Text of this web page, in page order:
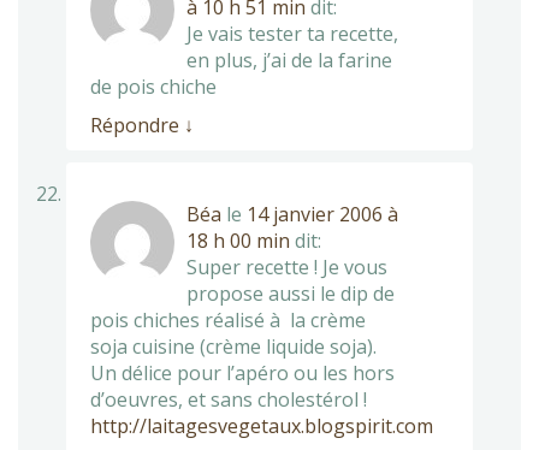
à 10 h 51 min dit:
Je vais tester ta recette,
en plus, j’ai de la farine
de pois chiche
Répondre ↓
Béa le 14 janvier 2006 à
18 h 00 min dit:
Super recette ! Je vous
propose aussi le dip de
pois chiches réalisé à la crème
soja cuisine (crème liquide soja).
Un délice pour l’apéro ou les hors
d’oeuvres, et sans cholestérol !
http://laitagesvegetaux.blogspirit.com